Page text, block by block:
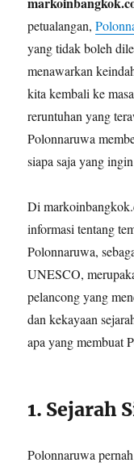
petualangan,
yang tidak boleh
menawarkan
kita kembali ke
reruntuhan yang
Polonnaruwa
siapa saja yang
Di
informasi tentang
Polonnaruwa,
UNESCO,
pelancong yang
dan kekayaan
apa yang membuat
1. Sejarah
Polonnaruwa